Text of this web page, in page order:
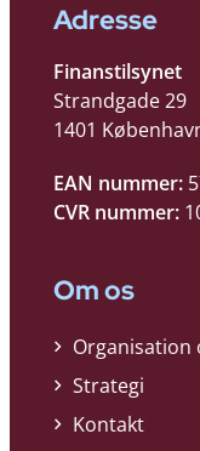
Adresse
Finanstilsynet
Strandgade 29
1401
EAN nummer:
CVR nummer:
Om os
Organisation
Strategi
Kontakt